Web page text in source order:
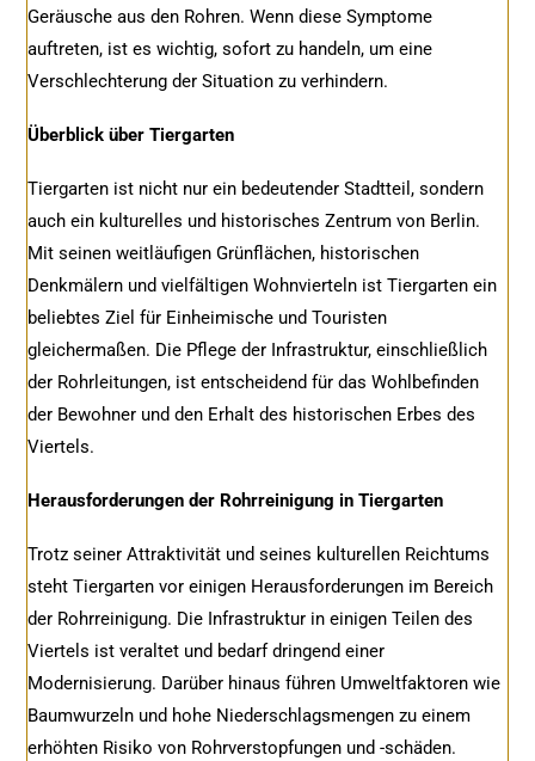
Geräusche aus den Rohren. Wenn diese Symptome
auftreten, ist es wichtig, sofort zu handeln, um eine
Verschlechterung der Situation zu verhindern.
Überblick über Tiergarten
Tiergarten ist nicht nur ein bedeutender Stadtteil, sondern
auch ein kulturelles und historisches Zentrum von Berlin.
Mit seinen weitläufigen Grünflächen, historischen
Denkmälern und vielfältigen Wohnvierteln ist Tiergarten ein
beliebtes Ziel für Einheimische und Touristen
gleichermaßen. Die Pflege der Infrastruktur, einschließlich
der Rohrleitungen, ist entscheidend für das Wohlbefinden
der Bewohner und den Erhalt des historischen Erbes des
Viertels.
Herausforderungen der Rohrreinigung in Tiergarten
Trotz seiner Attraktivität und seines kulturellen Reichtums
steht Tiergarten vor einigen Herausforderungen im Bereich
der Rohrreinigung. Die Infrastruktur in einigen Teilen des
Viertels ist veraltet und bedarf dringend einer
Modernisierung. Darüber hinaus führen Umweltfaktoren wie
Baumwurzeln und hohe Niederschlagsmengen zu einem
erhöhten Risiko von Rohrverstopfungen und -schäden.